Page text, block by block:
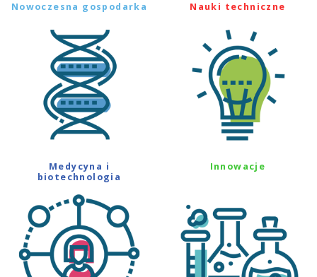
Nowoczesna gospodarka Nauki techniczne
Medycyna i
biotechnologia
Innowacje